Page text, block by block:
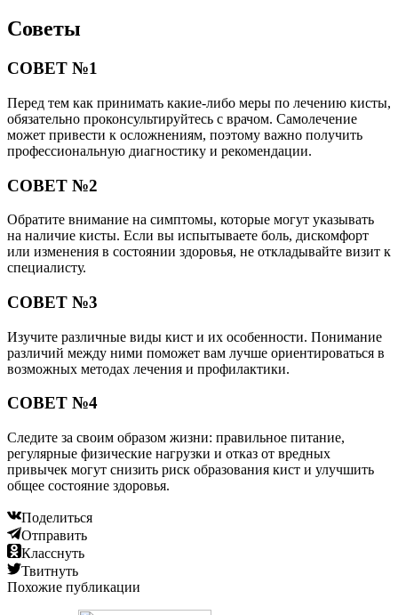
Советы
СОВЕТ №1
Перед тем как принимать какие-либо меры по лечению кисты,
обязательно проконсультируйтесь с врачом. Самолечение
может привести к осложнениям, поэтому важно получить
профессиональную диагностику и рекомендации.
СОВЕТ №2
Обратите внимание на симптомы, которые могут указывать
на наличие кисты. Если вы испытываете боль, дискомфорт
или изменения в состоянии здоровья, не откладывайте визит к
специалисту.
СОВЕТ №3
Изучите различные виды кист и их особенности. Понимание
различий между ними поможет вам лучше ориентироваться в
возможных методах лечения и профилактики.
СОВЕТ №4
Следите за своим образом жизни: правильное питание,
регулярные физические нагрузки и отказ от вредных
привычек могут снизить риск образования кист и улучшить
общее состояние здоровья.
Поделиться
Отправить
Класснуть
Твитнуть
Похожие публикации